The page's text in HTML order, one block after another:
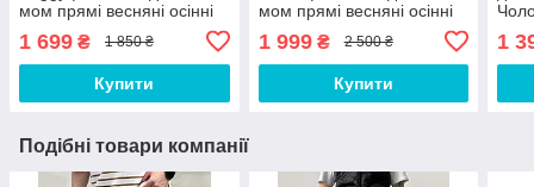
мом прямі весняні осінні
1 699 ₴ 1 850 ₴
Купити
мом прямі весняні осінні
1 999₴ 2 500 ₴
Купити
1
Подібні товари компанії